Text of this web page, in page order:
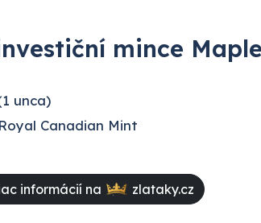
mince
unca)
Royal Canadian Mint
informácií na zlataky.cz